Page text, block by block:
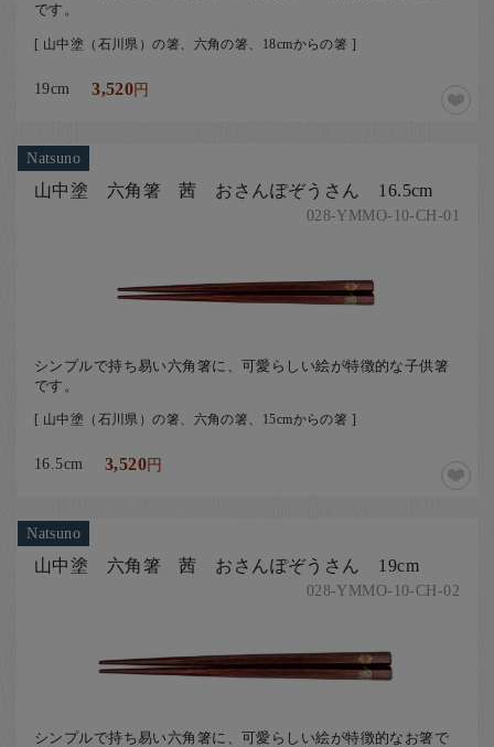
です。
[ 山中塗（石川県）の箸、六角の箸、18cmからの箸 ]
19cm 3,520円
Natsuno
山中塗 六角箸 茜 おさんぽぞうさん 16.5cm
028-YMMO-10-CH-01
シンプルで持ち易い六角箸に、可愛らしい絵が特徴的な子供箸
です。
[ 山中塗（石川県）の箸、六角の箸、15cmからの箸 ]
16.5cm 3,520円
Natsuno
山中塗 六角箸 茜 おさんぽぞうさん 19cm
028-YMMO-10-CH-02
シンプルで持ち易い六角箸に、可愛らしい絵が特徴的なお箸で